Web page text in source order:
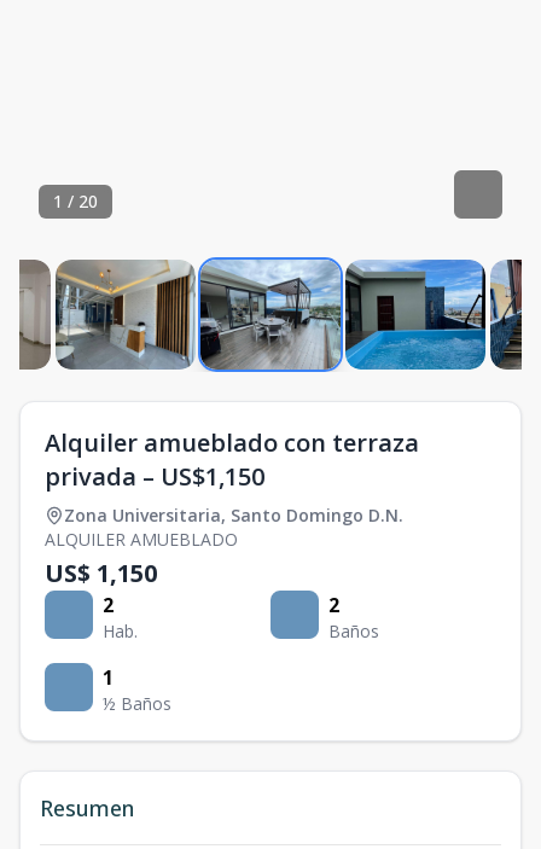
1 / 20
Alquiler amueblado con terraza
privada – US$1,150
Zona Universitaria, Santo Domingo D.N.
ALQUILER AMUEBLADO
US$ 1,150
2
Hab.
2
Baños
1
½ Baños
Resumen